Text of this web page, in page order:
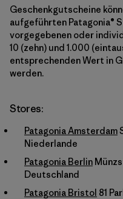
Geschenkgutscheine
aufgeführten Patagonia®
vorgegebenen oder
10 (zehn) und 1.000
entsprechenden Wert in
werden.
Stores:
Patagonia Amsterdam
Niederlande
Patagonia Berlin
Deutschland
Patagonia Bristol 81